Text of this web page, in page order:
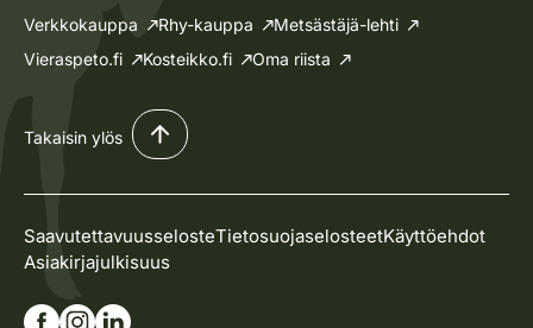
Verkkokauppa Rhy-kauppa
Metsästäjä-lehti
Vieraspeto.fi
Kosteikko.fi Oma riista
Takaisin ylös
SaavutettavuusselosteTietosuojaselosteetKäyttöehdot
Asiakirjajulkisuus